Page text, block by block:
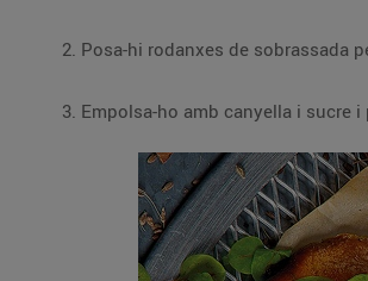
Posa-hi rodanxes de sobrassada
Empolsa-ho amb canyella i sucre